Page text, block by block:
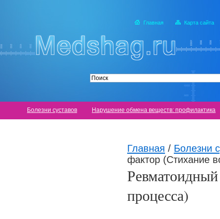
Главная Карта сайта
Болезни суставов Нарушение обмена веществ: профилактика
Главная / Болезни
фактор (Стихание
процесса)